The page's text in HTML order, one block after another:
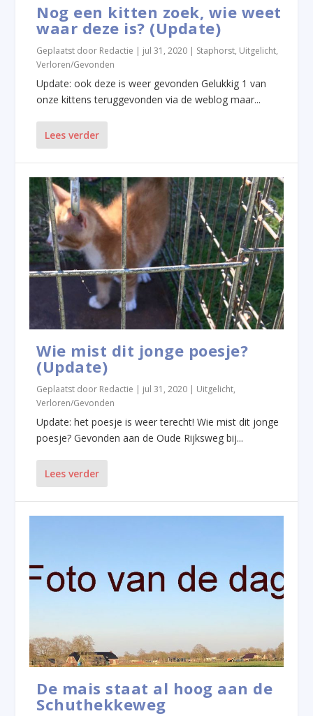
Nog een kitten zoek, wie weet
waar deze is? (Update)
Geplaatst door Redactie | jul 31, 2020 | Staphorst, Uitgelicht,
Verloren/Gevonden
Update: ook deze is weer gevonden Gelukkig 1 van
onze kittens teruggevonden via de weblog maar...
Lees verder
Wie mist dit jonge poesje?
(Update)
Geplaatst door Redactie | jul 31, 2020 | Uitgelicht,
Verloren/Gevonden
Update: het poesje is weer terecht! Wie mist dit jonge
poesje? Gevonden aan de Oude Rijksweg bij...
Lees verder
De mais staat al hoog aan de
Schuthekkeweg